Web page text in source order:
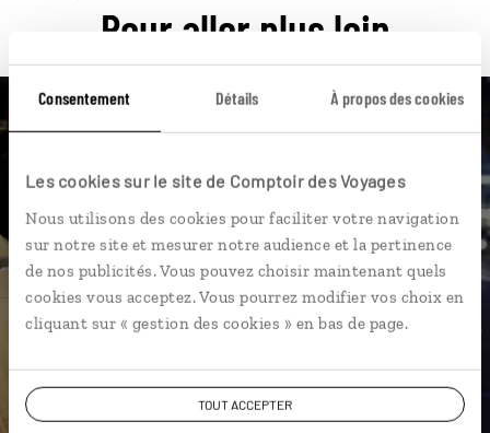
Consentement Détails À propos des cookies
Les cookies sur le site de Comptoir des Voyages
Nous utilisons des cookies pour faciliter votre navigation
sur notre site et mesurer notre audience et la pertinence
de nos publicités. Vous pouvez choisir maintenant quels
cookies vous acceptez. Vous pourrez modifier vos choix en
cliquant sur « gestion des cookies » en bas de page.
TOUT ACCEPTER
Pour aller plus loin
Nos 15 idées de voyage
Japon